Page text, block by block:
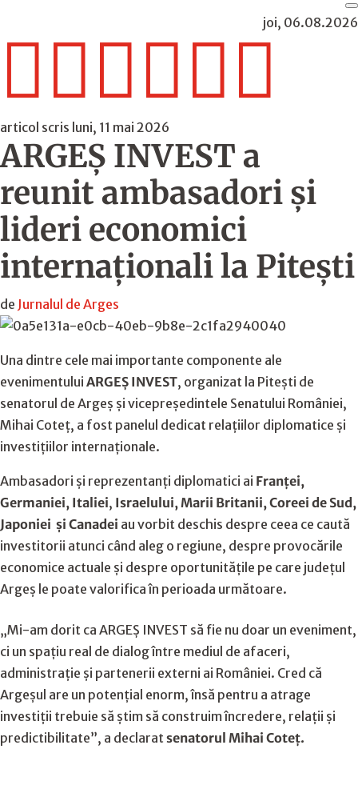
joi, 06.08.2026

articol scris luni, 11 mai 2026
ARGEȘ INVEST a
reunit ambasadori și
lideri economici
internaționali la Pitești
de Jurnalul de Arges
Una dintre cele mai importante componente ale
evenimentului ARGEȘ INVEST, organizat la Pitești de
senatorul de Argeș și vicepreședintele Senatului României,
Mihai Coteț, a fost panelul dedicat relațiilor diplomatice și
investițiilor internaționale.
Ambasadori și reprezentanți diplomatici ai Franței,
Germaniei, Italiei, Israelului, Marii Britanii, Coreei de Sud,
Japoniei și Canadei au vorbit deschis despre ceea ce caută
investitorii atunci când aleg o regiune, despre provocările
economice actuale și despre oportunitățile pe care județul
Argeș le poate valorifica în perioada următoare.
„Mi-am dorit ca ARGEȘ INVEST să fie nu doar un eveniment,
ci un spațiu real de dialog între mediul de afaceri,
administrație și partenerii externi ai României. Cred că
Argeșul are un potențial enorm, însă pentru a atrage
investiții trebuie să știm să construim încredere, relații și
predictibilitate”, a declarat senatorul Mihai Coteț.